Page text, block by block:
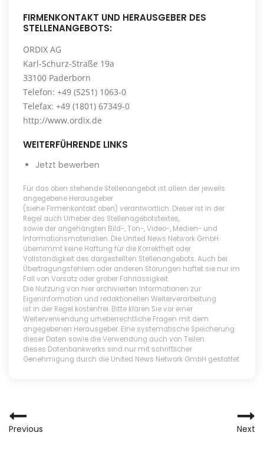
FIRMENKONTAKT UND HERAUSGEBER DES
STELLENANGEBOTS:
ORDIX AG
Karl-Schurz-Straße 19a
33100 Paderborn
Telefon: +49 (5251) 1063-0
Telefax: +49 (1801) 67349-0
http://www.ordix.de
WEITERFÜHRENDE LINKS
Jetzt bewerben
Für das oben stehende Stellenangebot ist allein der jeweils
angegebene Herausgeber
(siehe Firmenkontakt oben) verantwortlich. Dieser ist in der
Regel auch Urheber des Stellenagebotstextes,
sowie der angehängten Bild-, Ton-, Video-, Medien- und
Informationsmaterialien. Die United News Network GmbH
übernimmt keine Haftung für die Korrektheit oder
Vollständigkeit des dargestellten Stellenangebots. Auch bei
Übertragungsfehlern oder anderen Störungen haftet sie nur im
Fall von Vorsatz oder grober Fahrlässigkeit.
Die Nutzung von hier archivierten Informationen zur
Eigeninformation und redaktionellen Weiterverarbeitung
ist in der Regel kostenfrei. Bitte klären Sie vor einer
Weiterverwendung urheberrechtliche Fragen mit dem
angegebenen Herausgeber. Eine systematische Speicherung
dieser Daten sowie die Verwendung auch von Teilen
dieses Datenbankwerks sind nur mit schriftlicher
Genehmigung durch die United News Network GmbH gestattet
Previous Next